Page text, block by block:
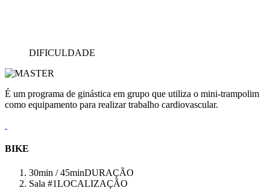
DIFICULDADE
É um programa de ginástica em grupo que utiliza o mini-trampolim
como equipamento para realizar trabalho cardiovascular.
BIKE
30min / 45minDURAÇÃO
Sala #1LOCALIZAÇÃO